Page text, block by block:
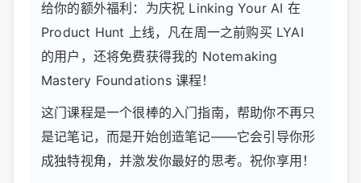
给你的额外福利：为庆祝 Linking Your AI 在
Product Hunt 上线，凡在周一之前购买 LYAI
的用户，还将免费获得我的 Notemaking
Mastery Foundations 课程！
这门课程是一个很棒的入门指南，帮助你不再只
是记笔记，而是开始创造笔记——它会引导你形
成独特视角，并激发你最好的思考。祝你享用！